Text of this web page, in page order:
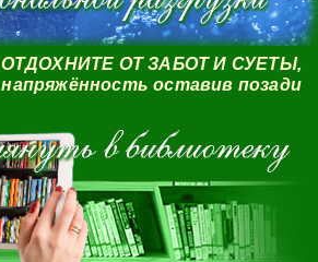
ОТДОХНИТЕ ОТ ЗАБОТ И СУЕТЫ,
напряжённость оставив позади